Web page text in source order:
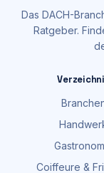
Das DACH-
Ratgeber.
Coiffeure &